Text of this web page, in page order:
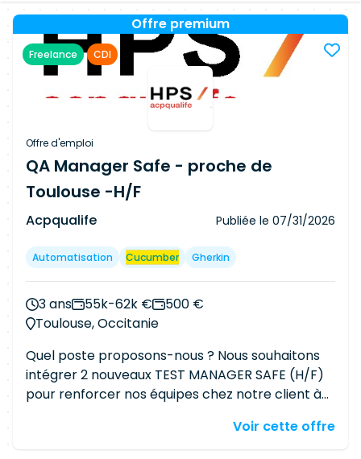
Offre premium
Freelance CDI
Offre d'emploi
QA Manager Safe - proche de
Toulouse -H/F
Acpqualife Publiée le 07/31/2026
Automatisation Cucumber Gherkin
3 ans 55k-62k €
500 €
Toulouse, Occitanie
Quel poste proposons-nous ? Nous souhaitons
intégrer 2 nouveaux TEST MANAGER SAFE (H/F)
pour renforcer nos équipes chez notre client à
jours /semaine et 2 jours de présentiel non
Voir cette offre